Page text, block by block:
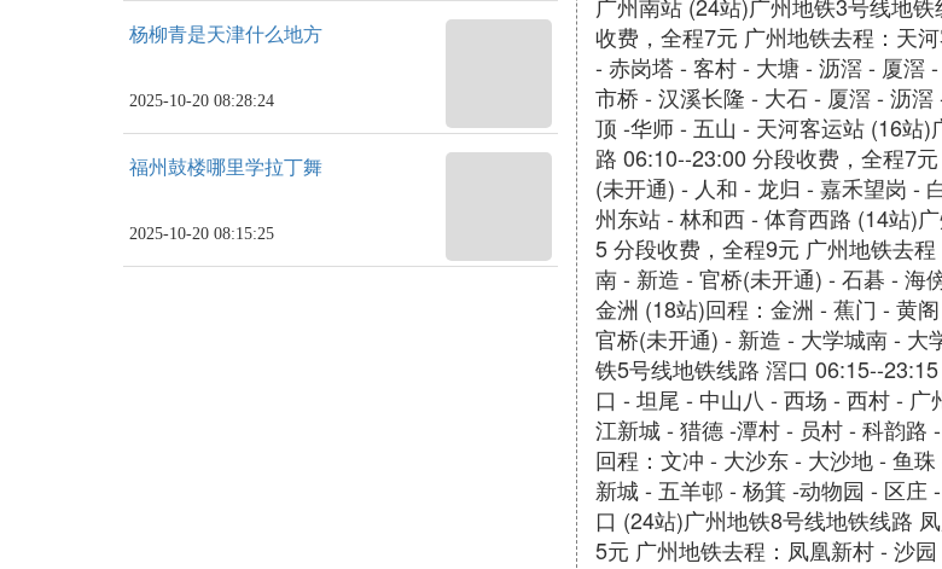
杨柳青是天津什么地方
2025-10-20 08:28:24
福州鼓楼哪里学拉丁舞
2025-10-20 08:15:25
收费，全程7元 广州地铁去程：天
- 赤岗塔 - 客村 - 大塘 - 沥滘 - 厦滘
市桥 - 汉溪长隆 - 大石 - 厦滘 - 沥
顶 -华师 - 五山 - 天河客运站 (16站
路 06:10--23:00 分段收费，全程7
(未开通) - 人和 - 龙归 - 嘉禾望岗 -
州东站 - 林和西 - 体育西路 (14站)
5 分段收费，全程9元 广州地铁去
南 - 新造 - 官桥(未开通) - 石碁 - 海
金洲 (18站)回程：金洲 - 蕉门 - 黄
官桥(未开通) - 新造 - 大学城南 -
铁5号线地铁线路 滘口 06:15--
口 - 坦尾 - 中山八 - 西场 - 西村 -
江新城 - 猎德 -潭村 - 员村 - 科韵路
回程：文冲 - 大沙东 - 大沙地 - 鱼
新城 - 五羊邨 - 杨箕 -动物园 - 区庄
口 (24站)广州地铁8号线地铁线路
5元 广州地铁去程：凤凰新村 - 沙